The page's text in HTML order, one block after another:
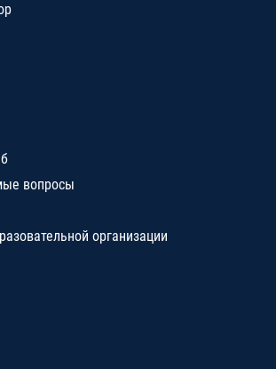
вопросы
организации